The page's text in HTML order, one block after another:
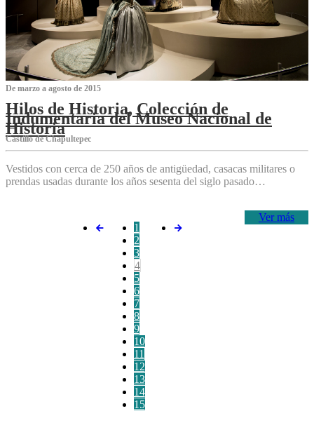
De marzo a agosto de 2015
Hilos de Historia, Colección de
Indumentaria del Museo Nacional de
Historia
Castillo de Chapultepec
Vestidos con cerca de 250 años de antigüedad, casacas militares o
prendas usadas durante los años sesenta del siglo pasado…
Ver más
1
2
3
4
5
6
7
8
9
10
11
12
13
14
15